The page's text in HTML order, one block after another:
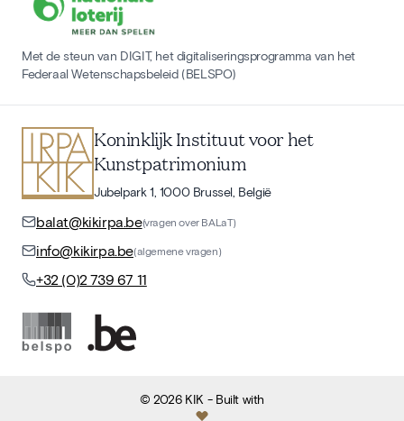
Met de steun van DIGIT, het digitaliseringsprogramma van het
Federaal Wetenschapsbeleid (BELSPO)
Koninklijk Instituut voor het
Kunstpatrimonium
Jubelpark 1, 1000 Brussel, België
balat@kikirpa.be(vragen over BALaT)
info@kikirpa.be(algemene vragen)
+32 (0)2 739 67 11
©2026 KIK - Built with